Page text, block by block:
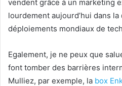
vendent grâce à un marketing
lourdement aujourd’hui dans
déploiements mondiaux de
Egalement, je ne peux que
font tomber des barrières
Mulliez, par exemple, la box